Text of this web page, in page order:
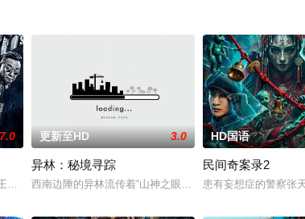
活的照屋踊，憧憬舞蹈学校的丽莎，开始了舞蹈生涯。朱音为了
7.0
爷将携600余公斤毒品来云交易，火速成立“斩毒行动”专案组
更新至HD 3.0
异林：秘境寻踪
西南边陲的异林流传着“山神之眼”的恐怖传说，生物系学
HD国语
民间奇案录2
患有妄想症的警察张